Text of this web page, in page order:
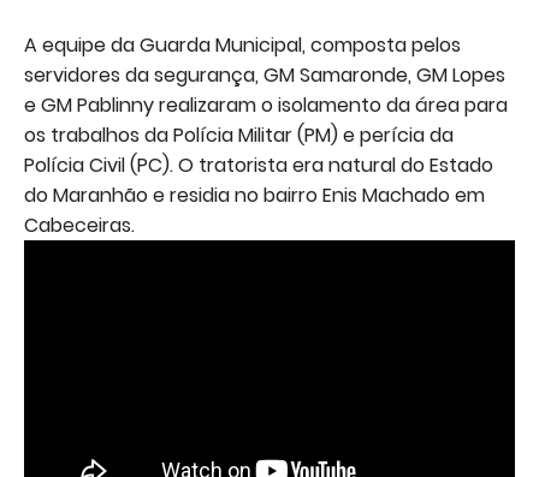
A equipe da Guarda Municipal, composta pelos
servidores da segurança, GM Samaronde, GM Lopes
e GM Pablinny realizaram o isolamento da área para
os trabalhos da Polícia Militar (PM) e perícia da
Polícia Civil (PC). O tratorista era natural do Estado
do Maranhão e residia no bairro Enis Machado em
Cabeceiras.